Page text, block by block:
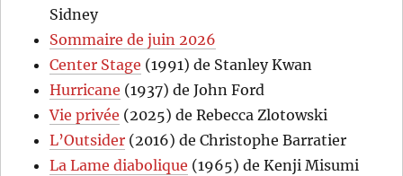
Sidney
Sommaire de juin 2026
Center Stage (1991) de Stanley Kwan
Hurricane (1937) de John Ford
Vie privée (2025) de Rebecca Zlotowski
L’Outsider (2016) de Christophe Barratier
La Lame diabolique (1965) de Kenji Misumi